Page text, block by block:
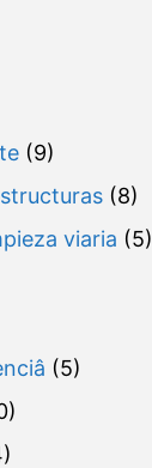
(9)
(8)
viaria (5)
(5)